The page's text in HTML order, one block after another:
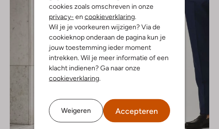
cookies zoals omschreven in onze
privacy- en cookieverklaring
Wil je je voorkeuren wijzigen? Via de
cookieknop onderaan de pagina kun je
jouw toestemming ieder moment
intrekken. Wil je meer informatie of een
klacht indienen? Ga naar onze
cookieverklaring
Weigeren Accepteren